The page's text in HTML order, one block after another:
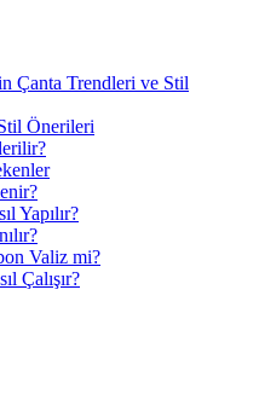
Çanta Trendleri ve Stil
Önerileri
Yapılır?
Valiz mi?
Çalışır?